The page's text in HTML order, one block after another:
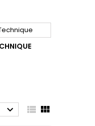
  